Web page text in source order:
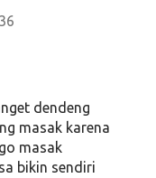
dendeng
masak karena
masak
bikin sendiri